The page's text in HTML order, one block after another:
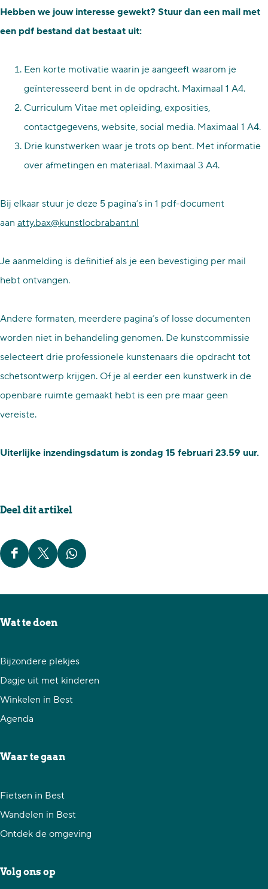
Hebben we jouw interesse gewekt? Stuur dan een mail met
een pdf bestand dat bestaat uit:
Een korte motivatie waarin je aangeeft waarom je
geïnteresseerd bent in de opdracht. Maximaal 1 A4.
Curriculum Vitae met opleiding, exposities,
contactgegevens, website, social media. Maximaal 1 A4.
Drie kunstwerken waar je trots op bent. Met informatie
over afmetingen en materiaal. Maximaal 3 A4.
Bij elkaar stuur je deze 5 pagina’s in 1 pdf-document
aan atty.bax@kunstlocbrabant.nl
Je aanmelding is definitief als je een bevestiging per mail
hebt ontvangen.
Andere formaten, meerdere pagina’s of losse documenten
worden niet in behandeling genomen. De kunstcommissie
selecteert drie professionele kunstenaars die opdracht tot
schetsontwerp krijgen. Of je al eerder een kunstwerk in de
openbare ruimte gemaakt hebt is een pre maar geen
vereiste.
Uiterlijke inzendingsdatum is zondag 15 februari 23.59 uur.
Deel dit artikel
D
l
e
z
e
p
g
n
a
o
F
D
l
e
z
e
g
n
a
o
X
D
e
z
e
a
o
Wat te doen
Bijzondere plekjes
Dagje uit met kinderen
Winkelen in Best
Agenda
Waar te gaan
Fietsen in Best
Wandelen in Best
Ontdek de omgeving
Volg ons op